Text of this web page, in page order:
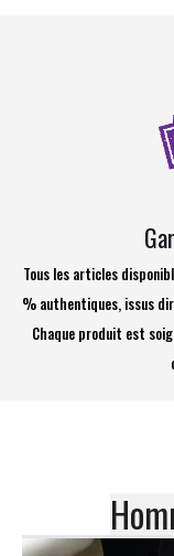
Tous les articles
% authentiques, issus
Chaque produit est